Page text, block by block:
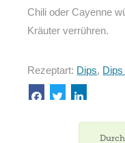
Chili oder Cayenne
Kräuter verrühren.
Rezeptart: Dips,